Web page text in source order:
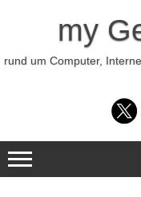
my
rund um Computer,